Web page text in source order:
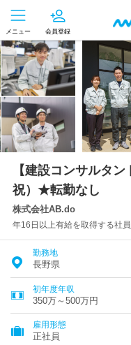
メニュー 会員登録
【建設コンサルタ
祝）★転勤なし
株式会社AB.do
年16日以上有給を取得する社
勤務地
長野県
初年度年収
350万～500万円
雇用形態
正社員